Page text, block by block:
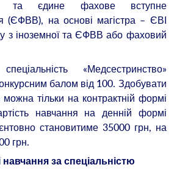
та єдине фахове вступне
(ЄФВВ), на основі магістра – ЄВІ
з іноземної та ЄФВВ або фаховий
«Медсестринство»
балом від 100. Здобувати
можна тільки на контрактній формі
навчання на денній формі
становитиме 35000 грн, на
грн.
за спеціальністю